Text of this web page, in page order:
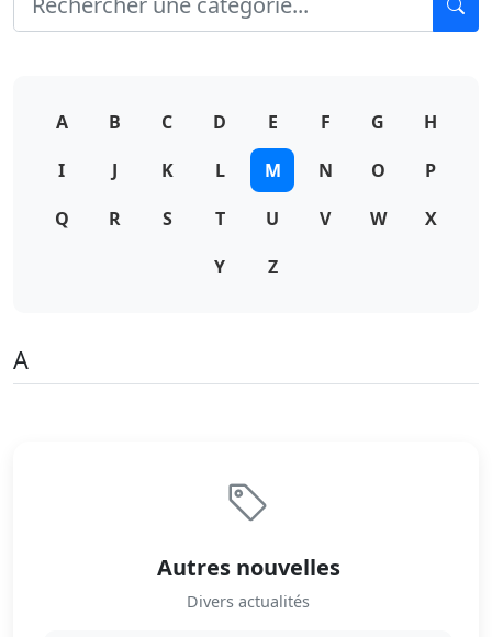
A B C D E F G
H
I
J K L M N O
P
Q
R S T U V W
X
Y
Z
A
Autres nouvelles
Divers actualités